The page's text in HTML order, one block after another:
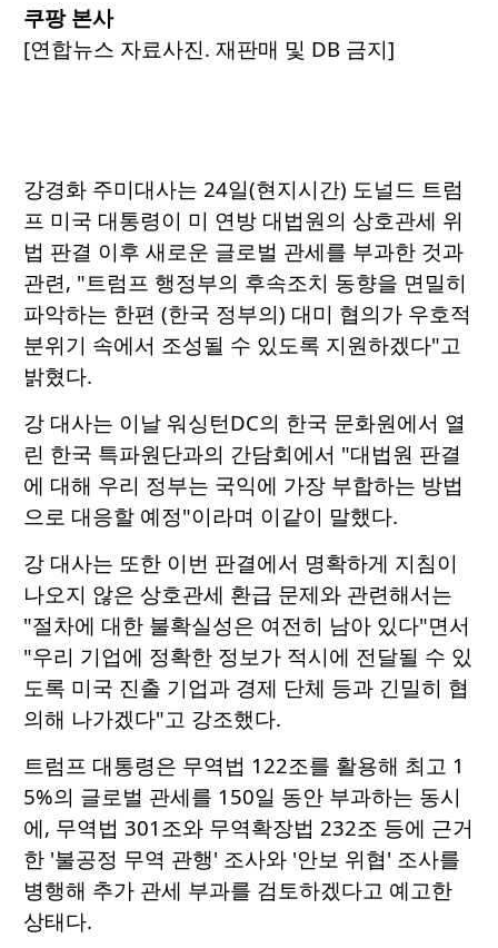
쿠팡 본사
[연합뉴스 자료사진. 재판매 및 DB 금지]
강경화 주미대사는 24일(현지시간) 도널드 트럼
프 미국 대통령이 미 연방 대법원의 상호관세 위
법 판결 이후 새로운 글로벌 관세를 부과한 것과
관련, "트럼프 행정부의 후속조치 동향을 면밀히
파악하는 한편 (한국 정부의) 대미 협의가 우호적
분위기 속에서 조성될 수 있도록 지원하겠다"고
밝혔다.
강 대사는 이날 워싱턴DC의 한국 문화원에서 열
린 한국 특파원단과의 간담회에서 "대법원 판결
에 대해 우리 정부는 국익에 가장 부합하는 방법
으로 대응할 예정"이라며 이같이 말했다.
강 대사는 또한 이번 판결에서 명확하게 지침이
나오지 않은 상호관세 환급 문제와 관련해서는
"절차에 대한 불확실성은 여전히 남아 있다"면서
"우리 기업에 정확한 정보가 적시에 전달될 수 있
도록 미국 진출 기업과 경제 단체 등과 긴밀히 협
의해 나가겠다"고 강조했다.
트럼프 대통령은 무역법 122조를 활용해 최고 1
5%의 글로벌 관세를 150일 동안 부과하는 동시
에, 무역법 301조와 무역확장법 232조 등에 근거
한 '불공정 무역 관행' 조사와 '안보 위협' 조사를
병행해 추가 관세 부과를 검토하겠다고 예고한
상태다.